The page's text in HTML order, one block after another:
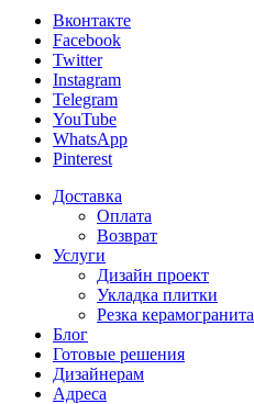
Вконтакте
Facebook
Twitter
Instagram
Telegram
YouTube
WhatsApp
Pinterest
Доставка
Оплата
Возврат
Услуги
Дизайн проект
Укладка плитки
Резка керамогранита
Блог
Готовые решения
Дизайнерам
Адреса